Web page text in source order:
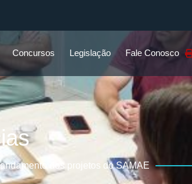
Concursos Legislação Fale Conosco
dos projetos do SAMAE